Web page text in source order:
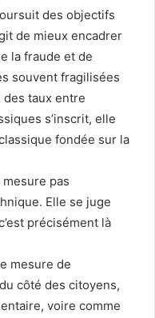
des objectifs
de mieux encadrer
la fraude et de
souvent fragilisées
des taux entre
s’inscrit, elle
fondée sur la
pas
Elle se juge
précisément là
mesure de
côté des citoyens,
voire comme